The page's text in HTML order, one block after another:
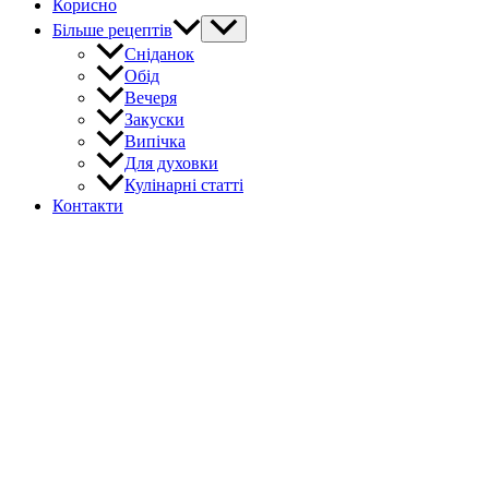
Корисно
Більше рецептів
Сніданок
Обід
Вечеря
Закуски
Випічка
Для духовки
Кулінарні статті
Контакти